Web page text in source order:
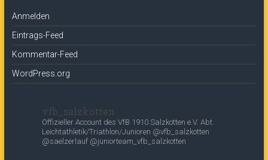
Anmelden
Eintrags-Feed
Kommentar-Feed
WordPress.org
vfb_salzkotten
Offizieller Account des VfB 1910 Salzkotten e.V. Abt.
Leichtathletik/Triathlon/Junioren @vfb_salzkotten
@saelzerlauf @juniorteam_vfb_salzkotten